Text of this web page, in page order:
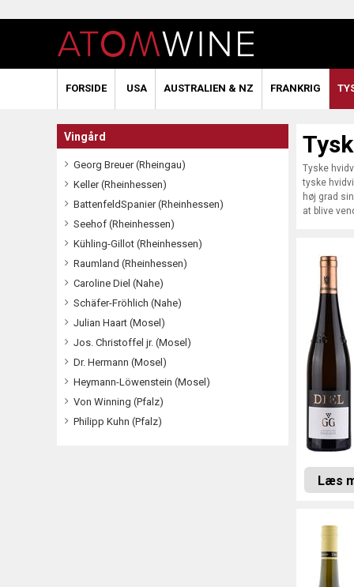
FORSIDE USA AUSTRALIEN & NZ FRANKRIG
Vingård
Georg Breuer (Rheingau)
Keller (Rheinhessen)
BattenfeldSpanier (Rheinhessen)
Seehof (Rheinhessen)
Kühling-Gillot (Rheinhessen)
Raumland (Rheinhessen)
Caroline Diel (Nahe)
Schäfer-Fröhlich (Nahe)
Julian Haart (Mosel)
Jos. Christoffel jr. (Mosel)
Dr. Hermann (Mosel)
Heymann-Löwenstein (Mosel)
Von Winning (Pfalz)
Philipp Kuhn (Pfalz)
Tyske
tyske
høj grad
at blive
Læs